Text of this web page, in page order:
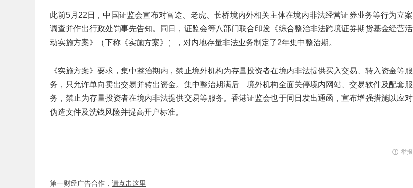
此前5月22日，中国证监会宣布对富途、老虎、长桥境内外相关主体在境内非法经营证券业务等行为立案
调查并作出行政处罚事先告知。同日，证监会等八部门联合印发《综合整治非法跨境证券期货基金经营活
动实施方案》（下称《实施方案》），对内地存量非法业务制定了2年集中整治期。
《实施方案》要求，集中整治期内，禁止境外机构为存量投资者在境内非法提供买入交易、转入资金等服
务，只允许单向卖出交易并转出资金。集中整治期满后，境外机构全面关停境内网站、交易软件及配套服
务，禁止为存量投资者在境内非法提供交易等服务。香港证监会也于同日发出通函，宣布增强措施以应对
伪造文件及洗钱风险并提高开户标准。
举报
第一财经广告合作， 请点击这里